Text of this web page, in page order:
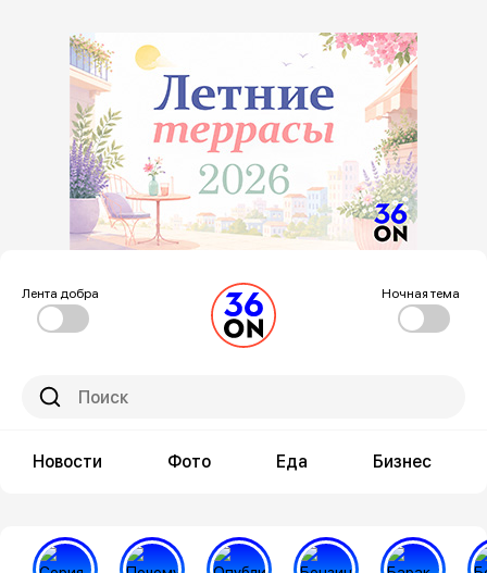
Лента добра Ночная тема
Новости Фото Еда Бизнес